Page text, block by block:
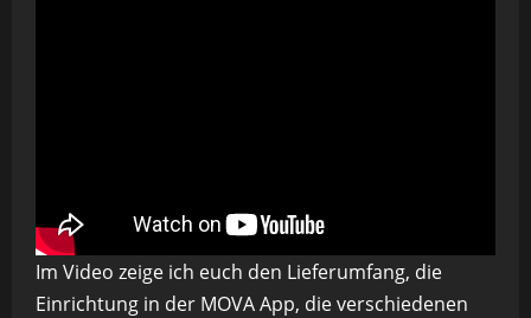
Im Video zeige ich euch den Lieferumfang, die
Einrichtung in der MOVA App, die verschiedenen